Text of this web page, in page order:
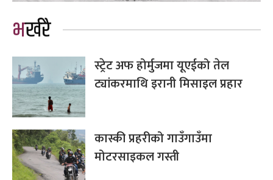
भर्खरै
स्ट्रेट अफ होर्मुजमा यूएईको तेल
ट्यांकरमाथि इरानी मिसाइल प्रहार
कास्की प्रहरीको गाउँगाउँमा
मोटरसाइकल गस्ती